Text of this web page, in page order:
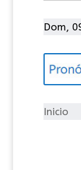
t
g
í
Dom,
Inicio